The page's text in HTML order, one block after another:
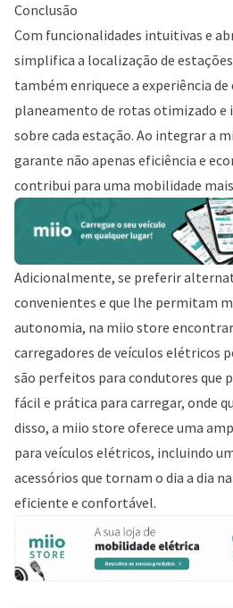
Conclusão
Com funcionalidades intuitivas e
simplifica a localização de
também enriquece a experiência de
planeamento de rotas otimizado e
sobre cada estação. Ao integrar a
garante não apenas eficiência e
contribui para uma mobilidade
Adicionalmente, se preferir
convenientes e que lhe permitam
autonomia, na miio store
carregadores de veículos elétricos
são perfeitos para condutores que
fácil e prática para carregar, onde
disso, a miio store oferece uma
para veículos elétricos, incluindo
acessórios que tornam o dia a dia
eficiente e confortável.